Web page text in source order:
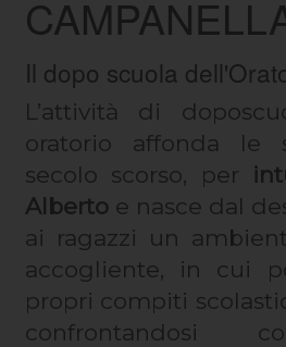
Il dopo scuola
L’attività di
oratorio affonda le
secolo scorso, per
Albertoe nasce dal
ai ragazzi un
accogliente, in cui
propri compiti
confrontandosi